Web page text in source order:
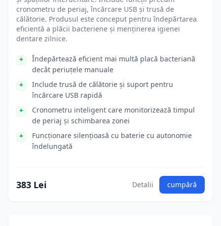
cronometru de periaj, încărcare USB și trusă de
călătorie. Produsul este conceput pentru îndepărtarea
eficientă a plăcii bacteriene și menținerea igienei
dentare zilnice.
Îndepărtează eficient mai multă placă bacteriană
decât periuțele manuale
Include trusă de călătorie și suport pentru
încărcare USB rapidă
Cronometru inteligent care monitorizează timpul
de periaj și schimbarea zonei
Funcționare silențioasă cu baterie cu autonomie
îndelungată
383 Lei Detalii cumpără